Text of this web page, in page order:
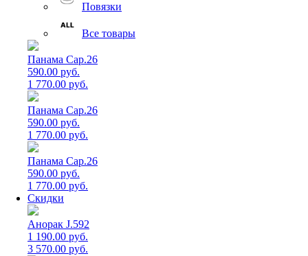
Повязки
Все товары
Панама Cap.26
590.00 руб.
1 770.00 руб.
Панама Cap.26
590.00 руб.
1 770.00 руб.
Панама Cap.26
590.00 руб.
1 770.00 руб.
Скидки
Анорак J.592
1 190.00 руб.
3 570.00 руб.